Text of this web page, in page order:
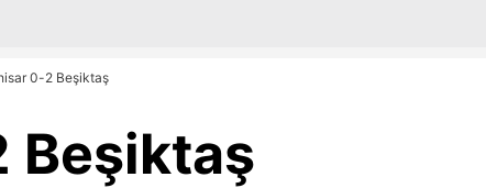
0-2 Beşiktaş
Beşiktaş